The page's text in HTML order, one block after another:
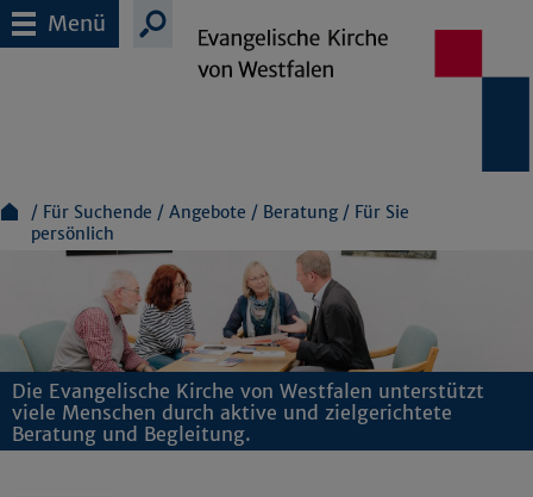
Menü
Für Suchende Angebote Beratung
Für Sie
persönlich
Die Evangelische Kirche von Westfalen unterstützt
viele Menschen durch aktive und zielgerichtete
Beratung und Begleitung.